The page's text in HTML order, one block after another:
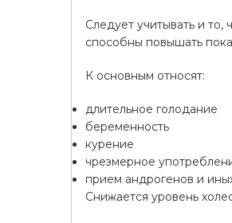
Следует учитывать и
способны повышать
К основным относят:
длительное голодание
беременность
курение
чрезмерное
прием андрогенов и
Снижается уровень